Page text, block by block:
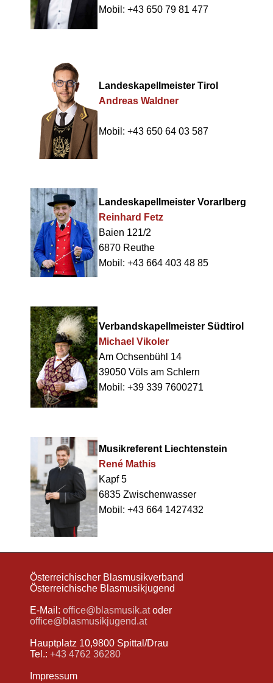
Mobil: +43 650 79 81 477
Landeskapellmeister Tirol
Andreas Waldner
Mobil: +43 650 64 03 587
Landeskapellmeister Vorarlberg
Reinhard Fetz
Baien 121/2
6870 Reuthe
Mobil: +43 664 403 48 85
Verbandskapellmeister Südtirol
Michael Vikoler
Am Ochsenbühl 14
39050 Völs am Schlern
Mobil: +39 339 7600271
Musikreferent Liechtenstein
René Mathis
Kapf 5
6835 Zwischenwasser
Mobil: +43 664 1427432
Österreichischer Blasmusikverband
Österreichische Blasmusikjugend
E-Mail: office@blasmusik.atoder
office@blasmusikjugend.at
Hauptplatz 10,9800 Spittal/Drau
Tel.: +43 4762 36280
Impressum